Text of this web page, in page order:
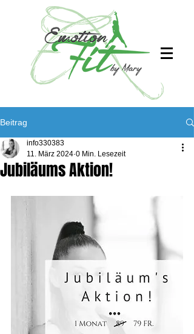
Beitrag
Jubiläums Aktion!
info330383
11. März 2024 0 Min. Lesezeit